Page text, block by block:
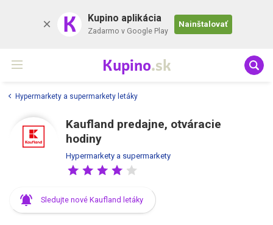
K Kupino aplikácia
Zadarmo v Google Play
Nainštalovať
Kupino.sk
Hypermarkety a supermarkety letáky
Kaufland predajne, otváracie
hodiny
Hypermarkety a supermarkety
Sledujte nové Kaufland letáky